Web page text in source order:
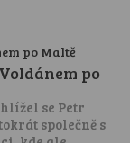
po
se Petr
společně s